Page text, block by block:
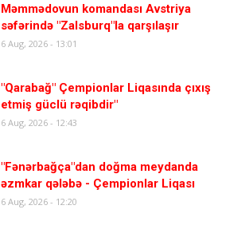
Məmmədovun komandası Avstriya
səfərində "Zalsburq"la qarşılaşır
6 Aug, 2026 - 13:01
"Qarabağ" Çempionlar Liqasında çıxış
etmiş güclü rəqibdir"
6 Aug, 2026 - 12:43
"Fənərbağça"dan doğma meydanda
əzmkar qələbə - Çempionlar Liqası
6 Aug, 2026 - 12:20